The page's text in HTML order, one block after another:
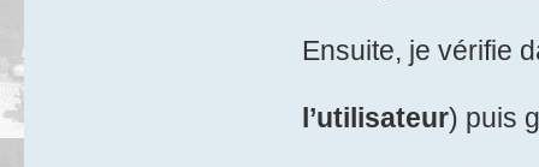
Ensuite, je vérifie
l’utilisateur) puis